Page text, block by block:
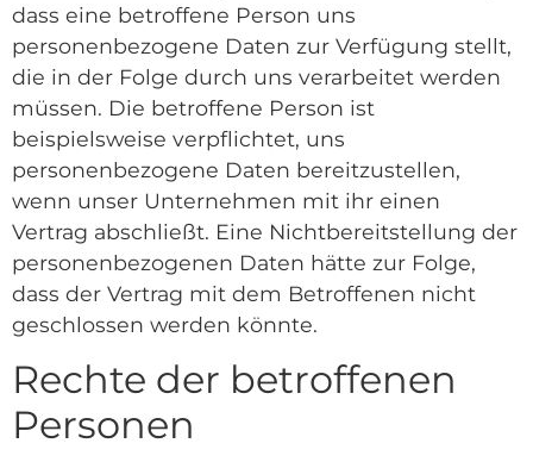
dass eine betroffene Person uns
personenbezogene Daten zur Verfügung stellt,
die in der Folge durch uns verarbeitet werden
müssen. Die betroffene Person ist
beispielsweise verpflichtet, uns
personenbezogene Daten bereitzustellen,
wenn unser Unternehmen mit ihr einen
Vertrag abschließt. Eine Nichtbereitstellung der
personenbezogenen Daten hätte zur Folge,
dass der Vertrag mit dem Betroffenen nicht
geschlossen werden könnte.
Rechte der betroffenen
Personen